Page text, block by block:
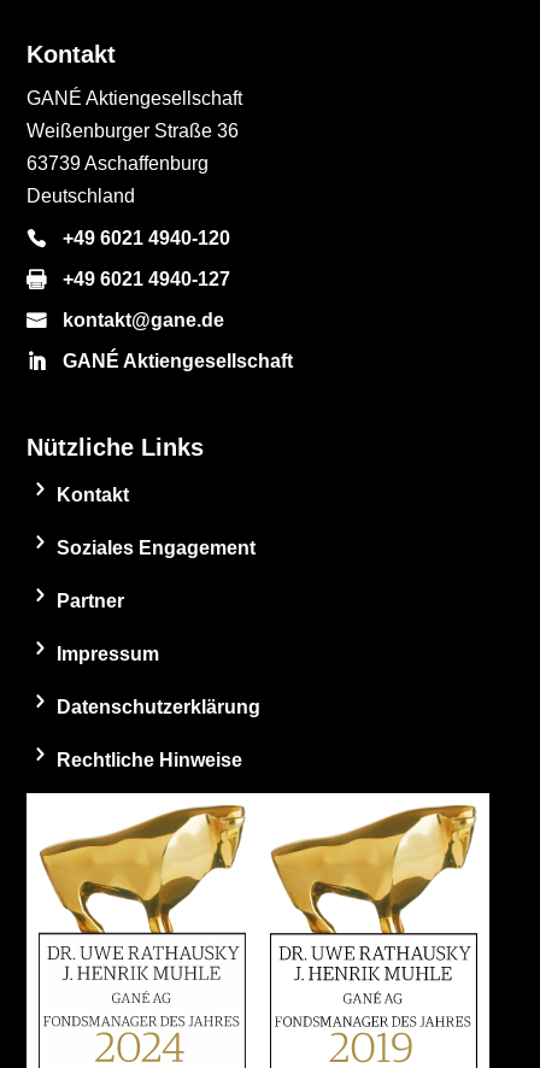
Kontakt
GANÉ Aktiengesellschaft
Weißenburger Straße 36
63739 Aschaffenburg
Deutschland
+49 6021 4940-120
+49 6021 4940-127
kontakt@gane.de
GANÉ Aktiengesellschaft
Nützliche Links
Kontakt
Soziales Engagement
Partner
Impressum
Datenschutzerklärung
Rechtliche Hinweise